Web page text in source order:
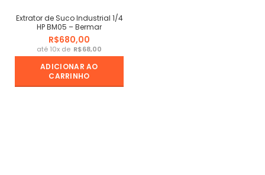
Extrator de Suco Industrial 1/4
HP BM05 – Bermar
R$
R$
ADICIONAR AO
CARRINHO